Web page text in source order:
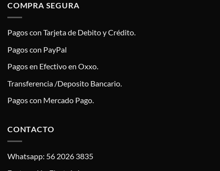
COMPRA SEGURA
Pagos con Tarjeta de Debito y Crédito.
Pagos con PayPal
Pagos en Efectivo en Oxxo.
Transferencia /Deposito Bancario.
Pagos con Mercado Pago.
CONTACTO
Whatsapp: 56 2026 3835